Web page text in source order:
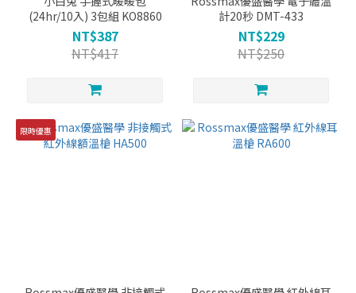
(24hr/10入) 3包組 KO8860
NT$387
NT$417
計20秒 DMT-433
NT$229
NT$250
限時優惠